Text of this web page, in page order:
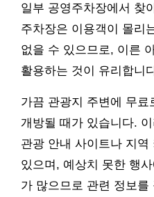
일부 공영주차장에서 찾
주차장은 이용객이 몰리
없을 수 있으므로, 이른
활용하는 것이 유리합니
가끔 관광지 주변에 무료
개방될 때가 있습니다.
관광 안내 사이트나 지
있으며, 예상치 못한 행
가 많으므로 관련 정보